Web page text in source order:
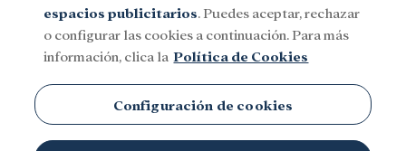
espacios publicitarios. Puedes aceptar, rechazar
o configurar las cookies a continuación. Para más
información, clica la Política de Cookies
Configuración de cookies